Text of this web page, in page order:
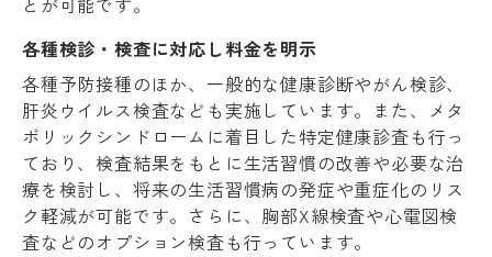
各種検診・検査に対応し料金を明示
各種予防接種のほか、一般的な健康診断やがん検診、
肝炎ウイルス検査なども実施しています。また、メタ
ボリックシンドロームに着目した特定健康診査も行っ
ており、検査結果をもとに生活習慣の改善や必要な治
療を検討し、将来の生活習慣病の発症や重症化のリス
ク軽減が可能です。さらに、胸部X線検査や心電図検
査などのオプション検査も行っています。